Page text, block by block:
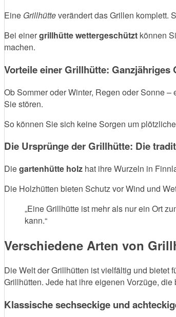
Eine Grillhütteverändert das Grillen komplett.
Bei einergrillhütte wettergeschützt können
machen.
Vorteile einer Grillhütte:
Ob Sommer oder Winter, Regen oder Sonne –
Sie stören.
So können Sie sich keine Sorgen um
Die Ursprünge der Grillhütte: Die
Diegartenhütte holz hat ihre Wurzeln in
Die Holzhütten bieten Schutz vor Wind und
„Eine Grillhütte ist mehr als nur ein Ort
kann.“
Verschiedene Arten von
Die Welt der Grillhütten ist vielfältig und bietet
Grillhütten. Jede hat ihre eigenen Vorzüge,
Klassische sechseckige und